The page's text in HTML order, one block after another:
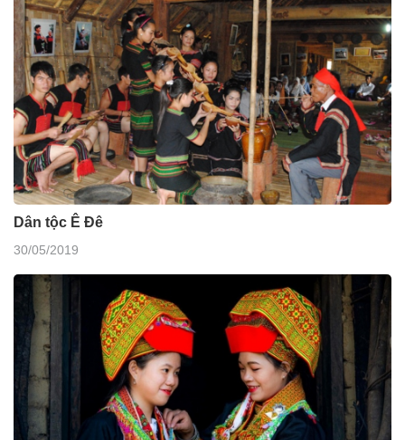
Dân tộc Ê Đê
30/05/2019